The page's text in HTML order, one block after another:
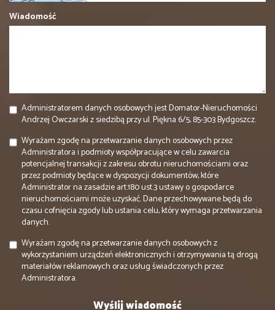
Wiadomość
Administratorem danych osobowych jest Domator-Nieruchomości
Andrzej Owczarski z siedzibą przy ul. Piękna 6/5, 85-303 Bydgoszcz.
Wyrażam zgodę na przetwarzanie danych osobowych przez
Administratora i podmioty współpracujące w celu zawarcia
potencjalnej transakcji z zakresu obrotu nieruchomościami oraz
przez podmioty będące w dyspozycji dokumentów, które
Administrator na zasadzie art.180 ust.3 ustawy o gospodarce
nieruchomościami może uzyskać. Dane przechowywane będą do
czasu cofnięcia zgody lub ustania celu, który wymaga przetwarzania
danych.
Wyrażam zgodę na przetwarzanie danych osobowych z
wykorzystaniem urządzeń elektronicznych i otrzymywania tą drogą
materiałów reklamowych oraz usług świadczonych przez
Administratora.